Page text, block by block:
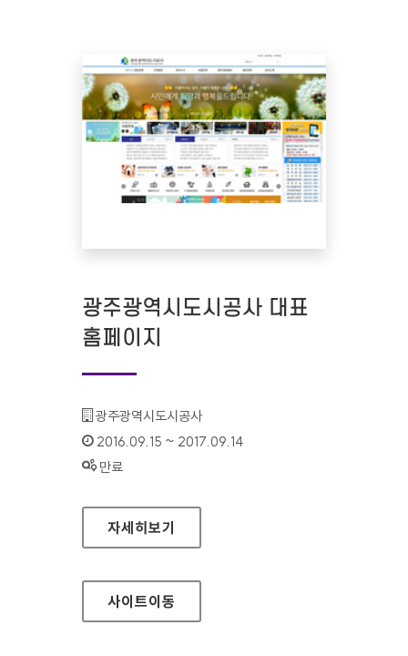
광주광역시도시공사 대표
홈페이지
기관명 :
광주광역시도시공사
인증기간 :
2016.09.15 ~ 2017.09.14
상태 :
만료
광주광역시도시공사 대표 홈페이지
자세히보기
사이트이동